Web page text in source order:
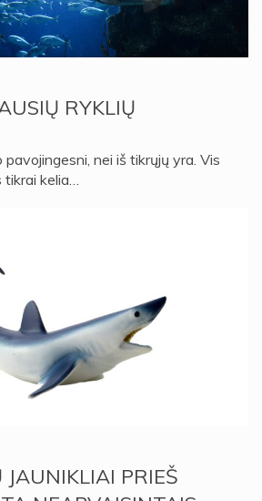
RYKLIŲ
nei iš tikrųjų yra. Vis
tikrai kelia…
JAUNIKLIAI PRIEŠ